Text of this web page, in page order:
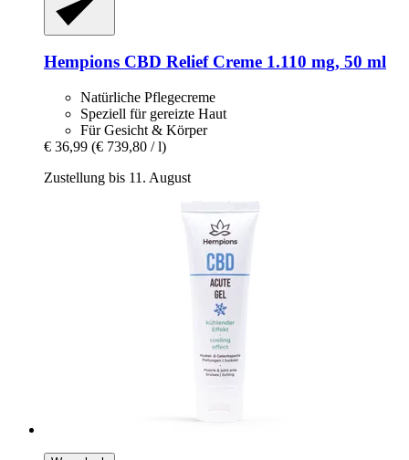
Hempions CBD Relief Creme 1.110 mg, 50 ml
Natürliche Pflegecreme
Speziell für gereizte Haut
Für Gesicht & Körper
€ 36,99 (€ 739,80 / l)
Zustellung bis 11. August